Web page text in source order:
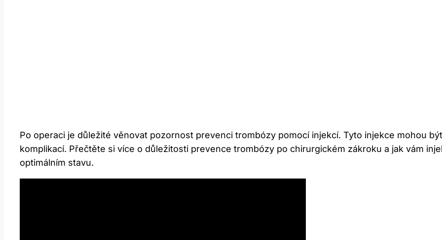
Po operaci je důležité věnovat pozornost prevenci trombózy pomocí injekcí. Tyto injekce mohou
komplikací. Přečtěte si více o důležitosti prevence trombózy po chirurgickém zákroku a jak vám
optimálním stavu.